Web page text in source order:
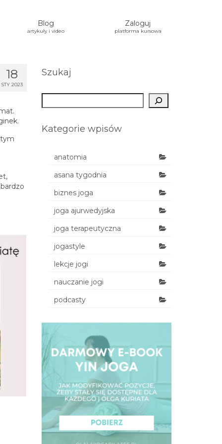
Blog
artykuły i video
Zaloguj
platforma kursowa
18
STY 2023
Szukaj
Kategorie wpisów
anatomia
asana tygodnia
biznes joga
joga ajurwedyjska
joga terapeutyczna
jogastyle
lekcje jogi
nauczanie jogi
podcasty